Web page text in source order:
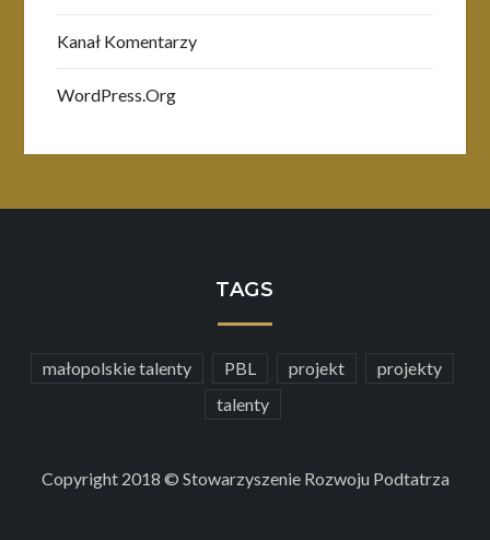
Kanał Komentarzy
WordPress.org
TAGS
małopolskie talenty PBL projekt
projekty
talenty
Copyright 2018 © Stowarzyszenie Rozwoju Podtatrza